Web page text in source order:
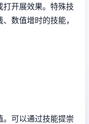
开展效果。 特殊技
数值增时的技能，
可以通过技能提崇